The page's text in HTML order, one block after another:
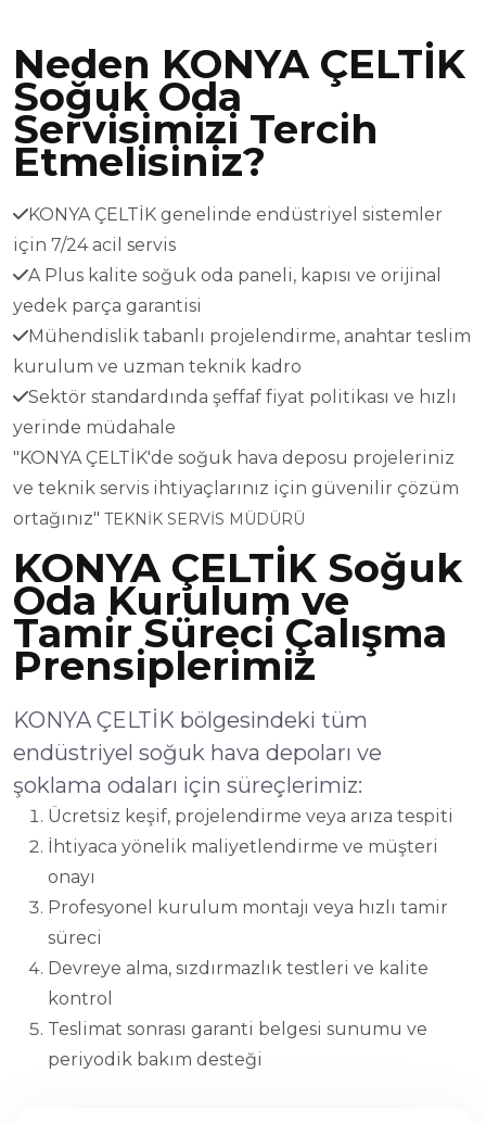
Neden KONYA ÇELTİK
Soğuk Oda
Servisimizi Tercih
Etmelisiniz?
KONYA ÇELTİK genelinde endüstriyel sistemler
için 7/24 acil servis
A Plus kalite soğuk oda paneli, kapısı ve orijinal
yedek parça garantisi
Mühendislik tabanlı projelendirme, anahtar teslim
kurulum ve uzman teknik kadro
Sektör standardında şeffaf fiyat politikası ve hızlı
yerinde müdahale
"KONYA ÇELTİK'de soğuk hava deposu projeleriniz
ve teknik servis ihtiyaçlarınız için güvenilir çözüm
ortağınız" TEKNİK SERVİS MÜDÜRÜ
KONYA ÇELTİK Soğuk
Oda Kurulum ve
Tamir Süreci Çalışma
Prensiplerimiz
KONYA ÇELTİK bölgesindeki tüm
endüstriyel soğuk hava depoları ve
şoklama odaları için süreçlerimiz:
Ücretsiz keşif, projelendirme veya arıza tespiti
İhtiyaca yönelik maliyetlendirme ve müşteri
onayı
Profesyonel kurulum montajı veya hızlı tamir
süreci
Devreye alma, sızdırmazlık testleri ve kalite
kontrol
Teslimat sonrası garanti belgesi sunumu ve
periyodik bakım desteği